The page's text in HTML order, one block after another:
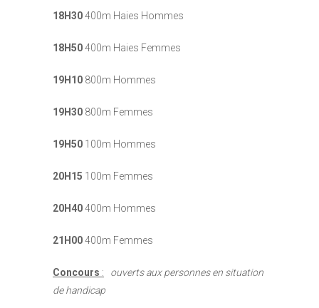
18H30400m Haies Hommes
18H50400m Haies Femmes
19H10 800m Hommes
19H30 800m Femmes
19H50 100m Hommes
20H15 100m Femmes
20H40400m Hommes
21H00400m Femmes
Concours : ouverts aux personnes en situation
de handicap